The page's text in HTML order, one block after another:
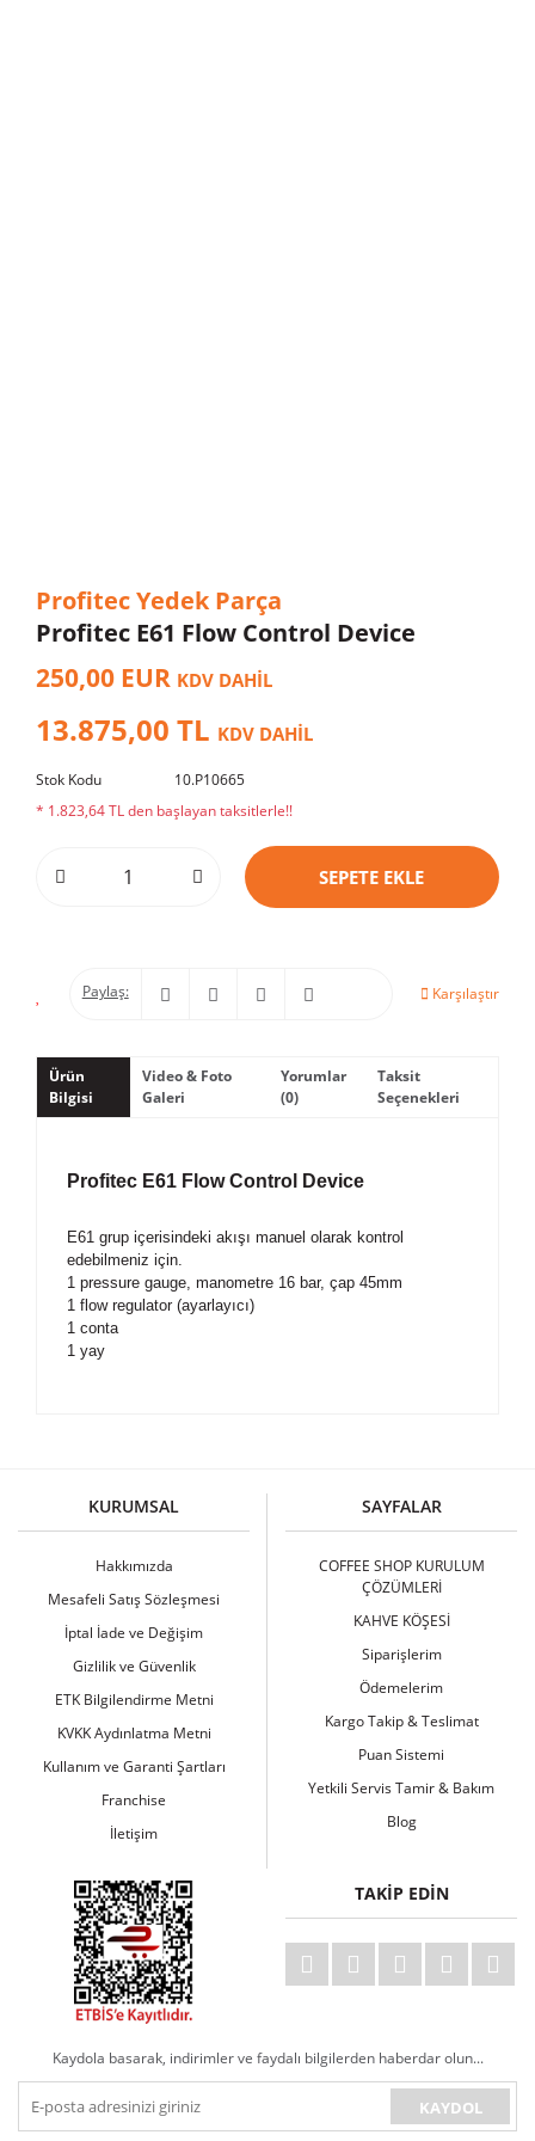
Profitec Yedek Parça
Profitec E61 Flow Control Device
250,00 EUR KDV DAHİL
13.875,00 TL KDV DAHİL
Stok Kodu
10.P10665
* 1.823,64 TL den başlayan taksitlerle!!
SEPETE EKLE
Paylaş: Karşılaştır
Ürün
Bilgisi
Video & Foto
Galeri
Yorumlar
(0)
Taksit
Seçenekleri
Profitec E61 Flow Control Device
E61 grup içerisindeki akışı manuel olarak kontrol
edebilmeniz için.
1 pressure gauge, manometre 16 bar, çap 45mm
1 flow regulator (ayarlayıcı)
1 conta
1 yay
KURUMSAL
Hakkımızda
Mesafeli Satış Sözleşmesi
İptal İade ve Değişim
Gizlilik ve Güvenlik
ETK Bilgilendirme Metni
KVKK Aydınlatma Metni
Kullanım ve Garanti Şartları
Franchise
İletişim
SAYFALAR
COFFEE SHOP KURULUM
ÇÖZÜMLERİ
KAHVE KÖŞESİ
Siparişlerim
Ödemelerim
Kargo Takip & Teslimat
Puan Sistemi
Yetkili Servis Tamir & Bakım
Blog
TAKİP EDİN
Kaydola basarak, indirimler ve faydalı bilgilerden haberdar olun...
KAYDOL